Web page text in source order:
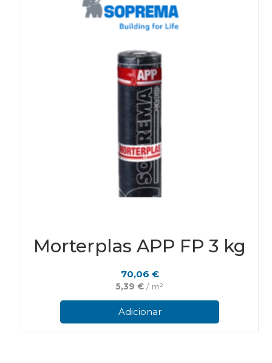
Morterplas APP FP 3 kg
70,06 €
5,39€ / m²
Adicionar